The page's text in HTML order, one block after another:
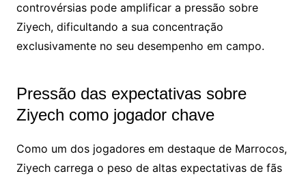
controvérsias pode amplificar a pressão sobre
Ziyech, dificultando a sua concentração
exclusivamente no seu desempenho em campo.
Pressão das expectativas sobre
Ziyech como jogador chave
Como um dos jogadores em destaque de Marrocos,
Ziyech carrega o peso de altas expectativas de fãs